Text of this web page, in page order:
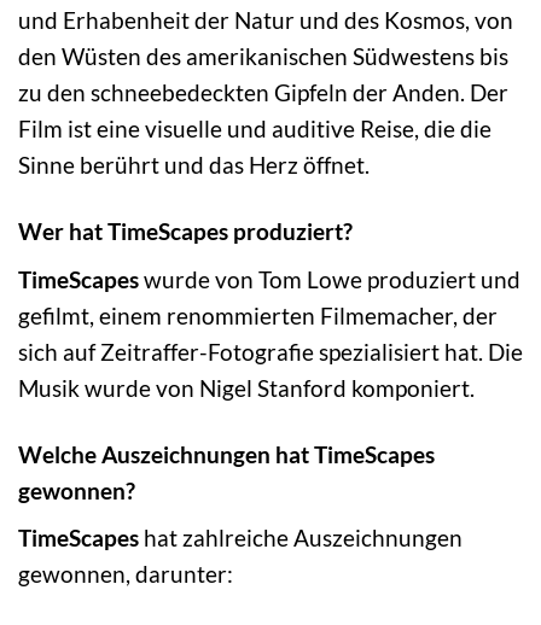
und Erhabenheit der Natur und des Kosmos, von
den Wüsten des amerikanischen Südwestens bis
zu den schneebedeckten Gipfeln der Anden. Der
Film ist eine visuelle und auditive Reise, die die
Sinne berührt und das Herz öffnet.
Wer hat TimeScapes produziert?
TimeScapeswurde von Tom Lowe produziert und
gefilmt, einem renommierten Filmemacher, der
sich auf Zeitraffer-Fotografie spezialisiert hat. Die
Musik wurde von Nigel Stanford komponiert.
Welche Auszeichnungen hat TimeScapes
gewonnen?
TimeScapes hat zahlreiche Auszeichnungen
gewonnen, darunter: